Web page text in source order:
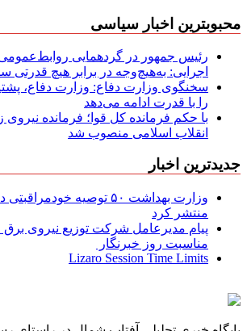
محبوبترین اخبار سیاسی
رئیس جمهور در گردهمایی
اجرایی: به‌هیچ‌وجه در برابر هیچ قدرتی
سخنگوی وزارت دفاع: وزارت دفاع،
را با قدرت ادامه می‌دهد
با حکم فرمانده کل قوا؛ فرمانده نیروی
انقلاب اسلامی منصوب شد
جدیدترین اخبار
وزارت بهداشت ۵۰ توصیه
منتشر کرد
پیام مدیرعامل شركت توزیع نیروی برق
مناسبت روز خبرنگار ‌
Lizaro Session Time Limits